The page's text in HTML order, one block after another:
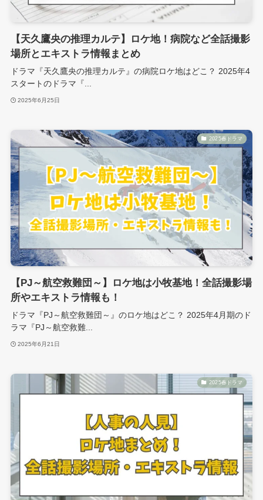
【天久鷹央の推理カルテ】ロケ地！病院など全話撮影
場所とエキストラ情報まとめ
ドラマ『天久鷹央の推理カルテ』の病院ロケ地はどこ？ 2025年4
スタートのドラマ『...
2025年6月25日
2025春ドラマ
【PJ～航空救難団～】ロケ地は小牧基地！全話撮影場
所やエキストラ情報も！
ドラマ『PJ～航空救難団～』のロケ地はどこ？ 2025年4月期のド
ラマ『PJ～航空救難...
2025年6月21日
2025春ドラマ